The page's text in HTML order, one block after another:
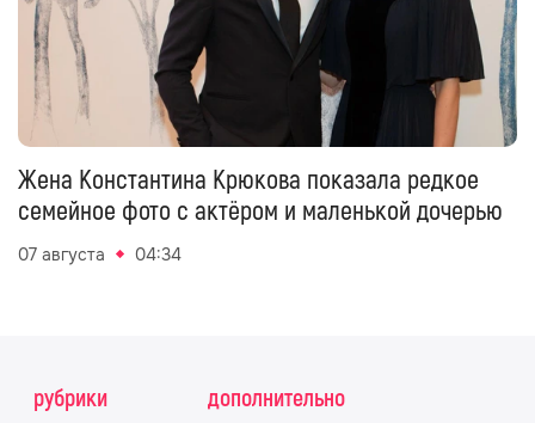
Жена Константина Крюкова показала редкое
семейное фото с актёром и маленькой дочерью
07 августа 04:34
рубрики
дополнительно